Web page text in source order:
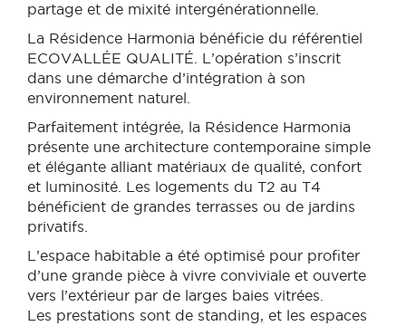
partage et de mixité intergénérationnelle.
La Résidence Harmonia bénéficie du référentiel
ECOVALLÉE QUALITÉ. L’opération s’inscrit
dans une démarche d’intégration à son
environnement naturel.
Parfaitement intégrée, la Résidence Harmonia
présente une architecture contemporaine simple
et élégante alliant matériaux de qualité, confort
et luminosité. Les logements du T2 au T4
bénéficient de grandes terrasses ou de jardins
privatifs.
L’espace habitable a été optimisé pour profiter
d’une grande pièce à vivre conviviale et ouverte
vers l’extérieur par de larges baies vitrées.
Les prestations sont de standing, et les espaces